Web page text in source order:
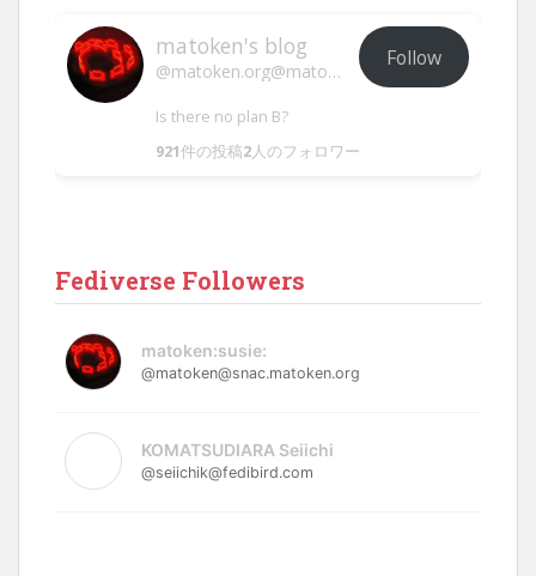
matoken's blog
@matoken.org@matoken.org
Follow
Is there no plan B?
921件の投稿2人のフォロワー
Fediverse Followers
matoken:susie:
@matoken@snac.matoken.org
KOMATSUDIARA Seiichi
@seiichik@fedibird.com